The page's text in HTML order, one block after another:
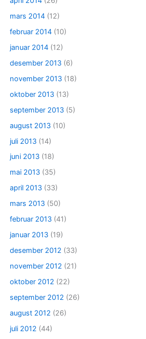
mars 2014 (12)
februar 2014 (10)
januar 2014 (12)
desember 2013 (6)
november 2013 (18)
oktober 2013 (13)
september 2013 (5)
august 2013 (10)
juli 2013 (14)
juni 2013 (18)
mai 2013 (35)
april 2013 (33)
mars 2013 (50)
februar 2013 (41)
januar 2013 (19)
desember 2012 (33)
november 2012 (21)
oktober 2012 (22)
september 2012 (26)
august 2012 (26)
juli 2012 (44)